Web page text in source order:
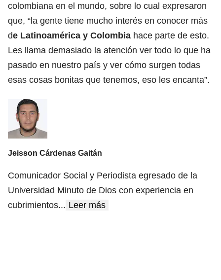
colombiana en el mundo, sobre lo cual expresaron
que, “la gente tiene mucho interés en conocer más
de Latinoamérica y Colombia hace parte de esto.
Les llama demasiado la atención ver todo lo que ha
pasado en nuestro país y ver cómo surgen todas
esas cosas bonitas que tenemos, eso les encanta”.
Jeisson Cárdenas Gaitán
Comunicador Social y Periodista egresado de la
Universidad Minuto de Dios con experiencia en
cubrimientos... Leer más